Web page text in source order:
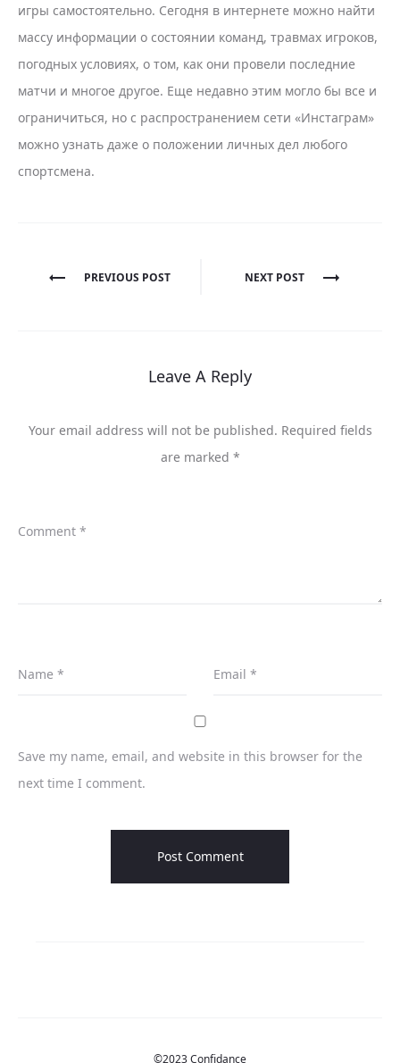
игры самостоятельно. Сегодня в интернете можно найти
массу информации о состоянии команд, травмах игроков,
погодных условиях, о том, как они провели последние
матчи и многое другое. Еще недавно этим могло бы все и
ограничиться, но с распространением сети «Инстаграм»
можно узнать даже о положении личных дел любого
спортсмена.
Post
PREVIOUS POST NEXT POST
Leave A Reply
Your email address will not be published. Required fields
are marked *
Comment *
Name * Email *
Save my name, email, and website in this browser for the
next time I comment.
©2023 Confidance